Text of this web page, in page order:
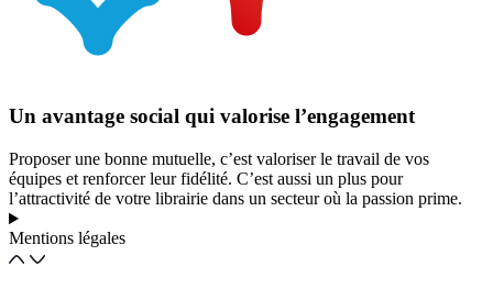
Un avantage social qui valorise l’engagement
Proposer une bonne mutuelle, c’est valoriser le travail de vos
équipes et renforcer leur fidélité. C’est aussi un plus pour
l’attractivité de votre librairie dans un secteur où la passion prime.
Mentions légales